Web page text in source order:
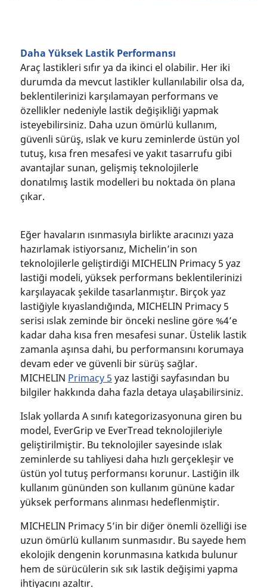
Daha Yüksek Lastik Performansı
Araç lastikleri sıfır ya da ikinci el olabilir. Her iki
durumda da mevcut lastikler kullanılabilir olsa da,
beklentilerinizi karşılamayan performans ve
özellikler nedeniyle lastik değişikliği yapmak
isteyebilirsiniz. Daha uzun ömürlü kullanım,
güvenli sürüş, ıslak ve kuru zeminlerde üstün yol
tutuş, kısa fren mesafesi ve yakıt tasarrufu gibi
avantajlar sunan, gelişmiş teknolojilerle
donatılmış lastik modelleri bu noktada ön plana
çıkar.
Eğer havaların ısınmasıyla birlikte aracınızı yaza
hazırlamak istiyorsanız, Michelin’in son
teknolojilerle geliştirdiği MICHELIN Primacy 5 yaz
lastiği modeli, yüksek performans beklentilerinizi
karşılayacak şekilde tasarlanmıştır. Birçok yaz
lastiğiyle kıyaslandığında, MICHELIN Primacy 5
serisi ıslak zeminde bir önceki nesline göre %4’e
kadar daha kısa fren mesafesi sunar. Üstelik lastik
zamanla aşınsa dahi, bu performansını korumaya
devam eder ve güvenli bir sürüş sağlar.
MICHELIN Primacy 5 yaz lastiği sayfasından bu
bilgiler hakkında daha fazla detaya ulaşabilirsiniz.
Islak yollarda A sınıfı kategorizasyonuna giren bu
model, EverGrip ve EverTread teknolojileriyle
geliştirilmiştir. Bu teknolojiler sayesinde ıslak
zeminlerde su tahliyesi daha hızlı gerçekleşir ve
üstün yol tutuş performansı korunur. Lastiğin ilk
kullanım gününden son kullanım gününe kadar
yüksek performans alınması hedeflenmiştir.
MICHELIN Primacy 5’in bir diğer önemli özelliği ise
uzun ömürlü kullanım sunmasıdır. Bu sayede hem
ekolojik dengenin korunmasına katkıda bulunur
hem de sürücülerin sık sık lastik değişimi yapma
ihtiyacını azaltır.